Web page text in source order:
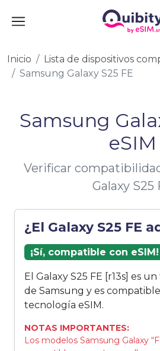
Inicio
Lista de dispositivos
Samsung Galaxy S25 FE
Samsung
eSIM
Verificar
Galaxy S25
¿El Galaxy S25 FE
¡Sí, compatible con eSIM!
El Galaxy S25 FE [r13s] es
de Samsung y es
tecnología eSIM.
NOTAS IMPORTANTES:
Los modelos Samsung Galaxy